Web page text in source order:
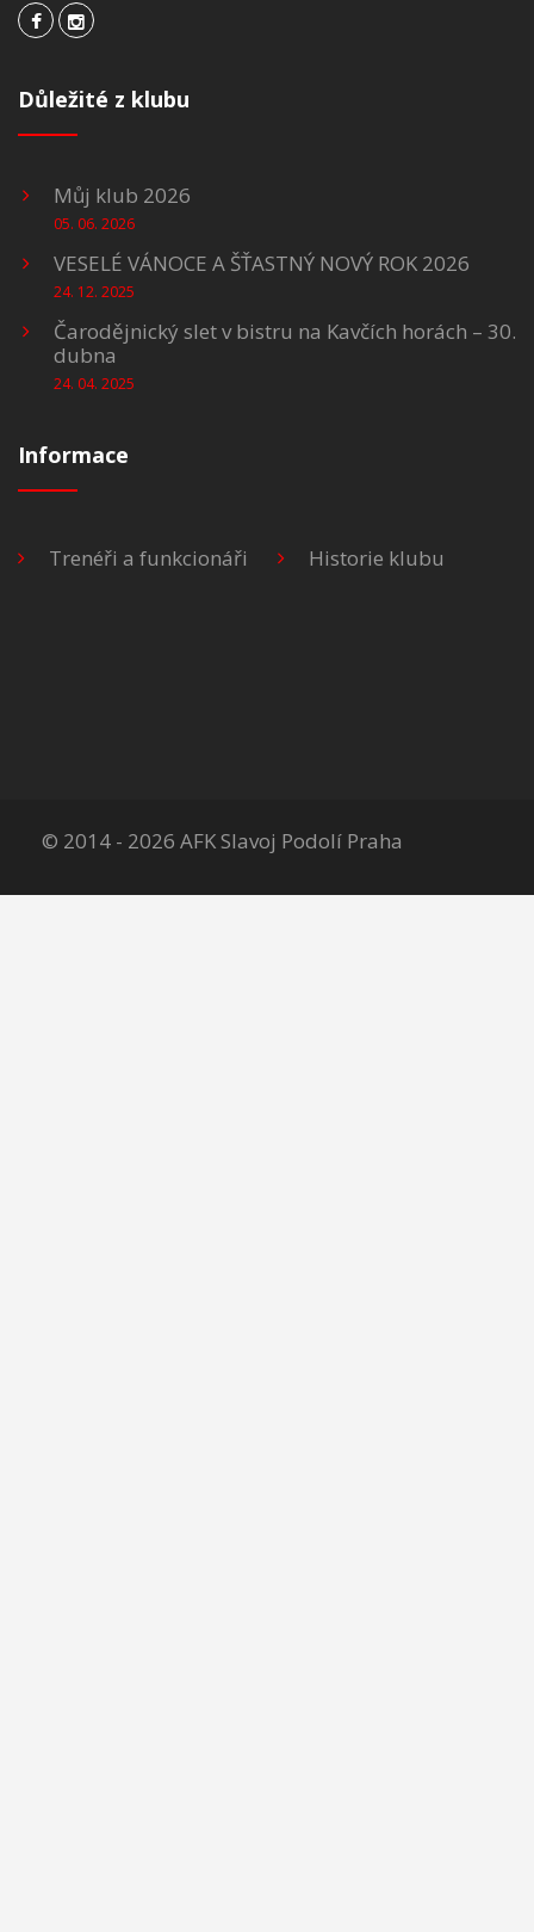
Důležité z klubu
Můj klub 2026
05. 06. 2026
VESELÉ VÁNOCE A ŠŤASTNÝ NOVÝ ROK 2026
24. 12. 2025
Čarodějnický slet v bistru na Kavčích horách – 30.
dubna
24. 04. 2025
Informace
Trenéři a funkcionáři Historie klubu
© 2014 - 2026 AFK Slavoj Podolí Praha